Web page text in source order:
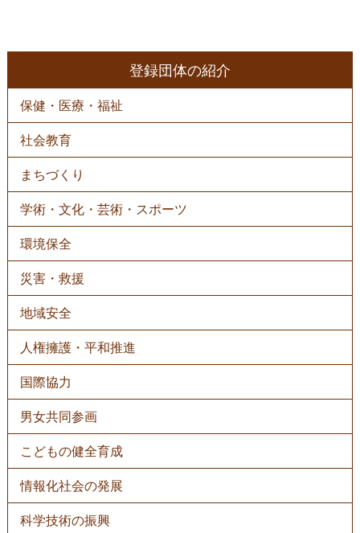
登録団体の紹介
保健・医療・福祉
社会教育
まちづくり
学術・文化・芸術・スポーツ
環境保全
災害・救援
地域安全
人権擁護・平和推進
国際協力
男女共同参画
こどもの健全育成
情報化社会の発展
科学技術の振興